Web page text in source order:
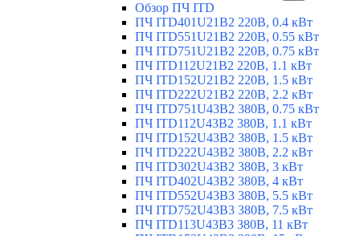
Обзор ПЧ ITD
ПЧ ITD401U21B2 220В, 0.4 кВт
ПЧ ITD551U21B2 220В, 0.55 кВт
ПЧ ITD751U21B2 220В, 0.75 кВт
ПЧ ITD112U21B2 220В, 1.1 кВт
ПЧ ITD152U21B2 220В, 1.5 кВт
ПЧ ITD222U21B2 220В, 2.2 кВт
ПЧ ITD751U43B2 380В, 0.75 кВт
ПЧ ITD112U43B2 380В, 1.1 кВт
ПЧ ITD152U43B2 380В, 1.5 кВт
ПЧ ITD222U43B2 380В, 2.2 кВт
ПЧ ITD302U43B2 380В, 3 кВт
ПЧ ITD402U43B2 380В, 4 кВт
ПЧ ITD552U43B3 380В, 5.5 кВт
ПЧ ITD752U43B3 380В, 7.5 кВт
ПЧ ITD113U43B3 380В, 11 кВт